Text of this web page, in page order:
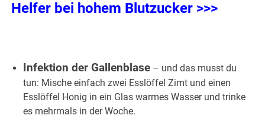
Helfer bei hohem Blutzucker >>>
Infektion der Gallenblase – und das musst du
tun: Mische einfach zwei Esslöffel Zimt und einen
Esslöffel Honig in ein Glas warmes Wasser und trinke
es mehrmals in der Woche.